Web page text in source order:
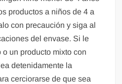
productos a niños de 4 a
con precaución y siga al
del envase. Si le
un producto mixto con
detenidamente la
cerciorarse de que sea